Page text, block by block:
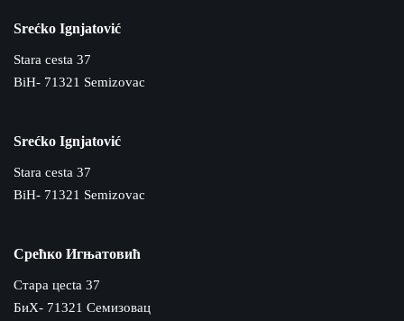
Srećko Ignjatović
Stara cesta 37
BiH- 71321 Semizovac
Srećko Ignjatović
Stara cesta 37
BiH- 71321 Semizovac
Срећко Игњатовић
Cтара цecta 37
БиХ- 71321 Семизовац